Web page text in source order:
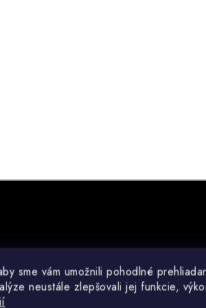
sme vám umožnili pohodlné
neustále zlepšovali jej funkcie,